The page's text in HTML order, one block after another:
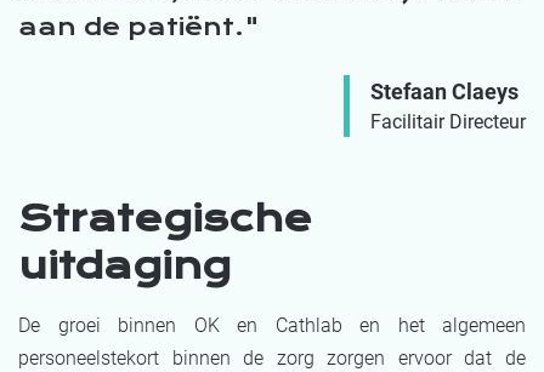
aan de patiënt.
Stefaan Claeys
Facilitair Directeur
Strategische
uitdaging
De groei binnen OK en Cathlab en het algemeen
personeelstekort binnen de zorg zorgen ervoor dat de